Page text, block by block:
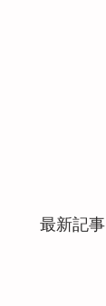
最新記事